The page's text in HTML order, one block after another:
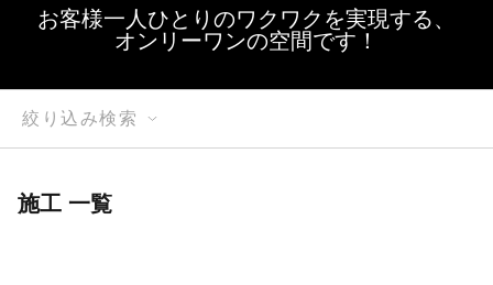
お客様一人ひとりのワクワクを実現する、
オンリーワンの空間です！
絞り込み検索
施工 一覧